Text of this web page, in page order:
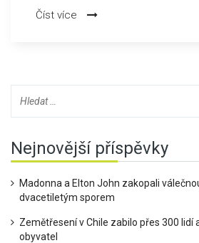
čelilo chaosu místo obnovy.
Číst více
Nejnovější příspěvky
Madonna a Elton John zakopali
dvacetiletým sporem
Zemětřesení v Chile zabilo přes 300 lidí
obyvatel